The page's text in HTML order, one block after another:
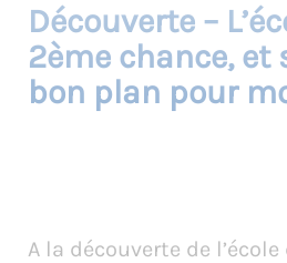
Découverte –
2ème chance, et
bon plan pour
A la découverte de